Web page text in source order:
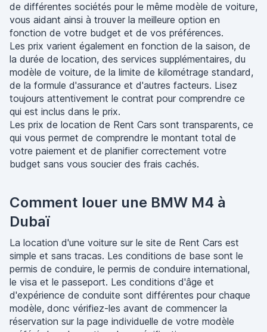
de différentes sociétés pour le même modèle de voiture,
vous aidant ainsi à trouver la meilleure option en
fonction de votre budget et de vos préférences.
Les prix varient également en fonction de la saison, de
la durée de location, des services supplémentaires, du
modèle de voiture, de la limite de kilométrage standard,
de la formule d'assurance et d'autres facteurs. Lisez
toujours attentivement le contrat pour comprendre ce
qui est inclus dans le prix.
Les prix de location de Rent Cars sont transparents, ce
qui vous permet de comprendre le montant total de
votre paiement et de planifier correctement votre
budget sans vous soucier des frais cachés.
Comment louer une BMW M4 à
Dubaï
La location d'une voiture sur le site de Rent Cars est
simple et sans tracas. Les conditions de base sont le
permis de conduire, le permis de conduire international,
le visa et le passeport. Les conditions d'âge et
d'expérience de conduite sont différentes pour chaque
modèle, donc vérifiez-les avant de commencer la
réservation sur la page individuelle de votre modèle